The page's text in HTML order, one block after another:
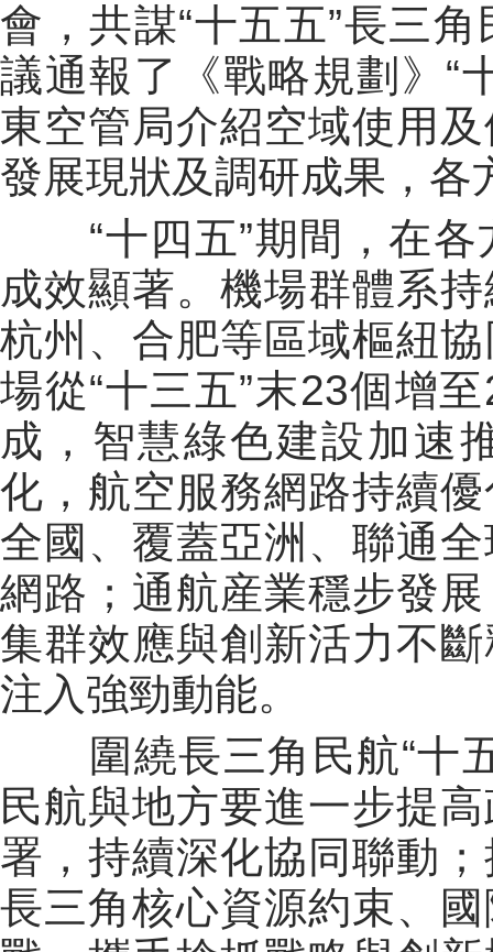
會，共謀“十五五”長三
議通報了《戰略規劃》“
東空管局介紹空域使用
發展現狀及調研成果，各
“十四五”期間，在各
成效顯著。機場群體系
杭州、合肥等區域樞紐
場從“十三五”末23個增至
成，智慧綠色建設加速
化，航空服務網路持續
全國、覆蓋亞洲、聯通
網路；通航産業穩步發
集群效應與創新活力不
注入強勁動能。
圍繞長三角民航“十五
民航與地方要進一步提
署，持續深化協同聯動
長三角核心資源約束、